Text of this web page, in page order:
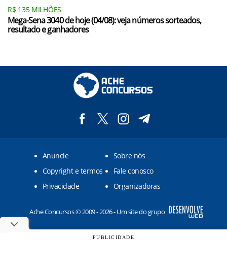
R$ 135 MILHÕES
Mega-Sena 3040 de hoje (04/08): veja números sorteados,
resultado e ganhadores
Anuncie
Sobre nós
Copyright e termos
Fale conosco
Privacidade
Organizadoras
Ache Concursos © 2009 - 2026 - Um site do grupo
PUBLICIDADE